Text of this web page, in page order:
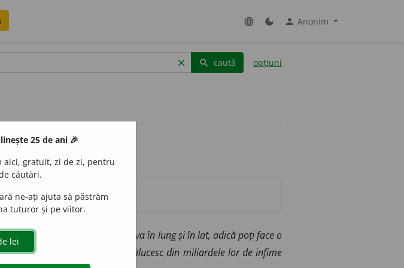
language dark_mode person Anonim
clear search caută opțiuni
infimă poți parcurge Moscova în lung și în lat, adică poți face o
ale soarelui, nisipurile strălucesc din miliardele lor de infime
25 de ani 🎉
aici, gratuit, zi de zi, pentru
căutări.
ne-ați ajuta să păstrăm
tuturor și pe viitor.